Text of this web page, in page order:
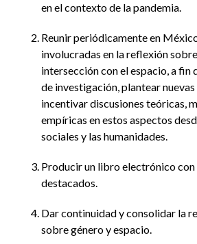
en el contexto de la pandemia.
Reunir periódicamente en
involucradas en la reflexión
intersección con el espacio, a fin
de investigación, plantear
incentivar discusiones teóricas,
empíricas en estos aspectos
sociales y las humanidades.
Producir un libro electrónico
destacados.
Dar continuidad y consolidar la
sobre género y espacio.